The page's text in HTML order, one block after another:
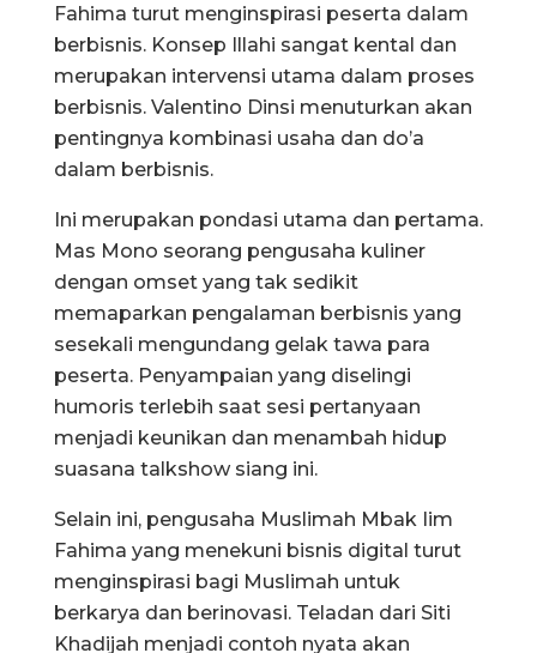
Fahima turut menginspirasi peserta dalam
berbisnis. Konsep Illahi sangat kental dan
merupakan intervensi utama dalam proses
berbisnis. Valentino Dinsi menuturkan akan
pentingnya kombinasi usaha dan do’a
dalam berbisnis.
Ini merupakan pondasi utama dan pertama.
Mas Mono seorang pengusaha kuliner
dengan omset yang tak sedikit
memaparkan pengalaman berbisnis yang
sesekali mengundang gelak tawa para
peserta. Penyampaian yang diselingi
humoris terlebih saat sesi pertanyaan
menjadi keunikan dan menambah hidup
suasana talkshow siang ini.
Selain ini, pengusaha Muslimah Mbak Iim
Fahima yang menekuni bisnis digital turut
menginspirasi bagi Muslimah untuk
berkarya dan berinovasi. Teladan dari Siti
Khadijah menjadi contoh nyata akan